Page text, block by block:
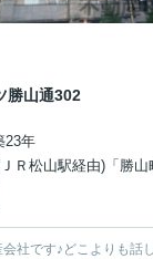
勝山通302
23年
Ｒ松山駅経由)「勝
社です♪どこよりも話